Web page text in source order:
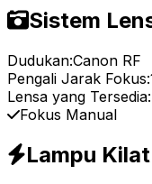
Sistem
Dudukan:Canon RF
Pengali Jarak Fokus:
Lensa yang Tersedia:
Fokus Manual
Lampu Kilat